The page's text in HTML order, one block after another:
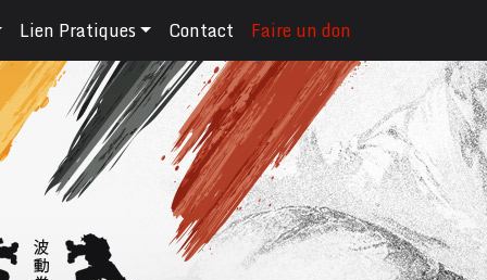
Lien Pratiques Contact Faire un don